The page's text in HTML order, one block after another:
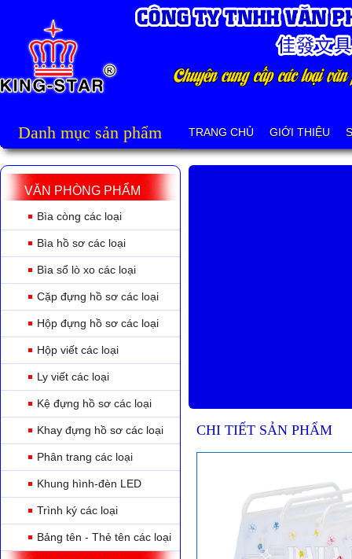
Danh mục sản phẩm TRANG CHỦ GIỚI THIỆU
VĂN PHÒNG PHẨM
Bìa còng các loại
Bìa hồ sơ các loại
Bìa sổ lò xo các loại
Cặp đựng hồ sơ các loại
Hộp đựng hồ sơ các loại
Hộp viết các loại
Ly viết các loại
Kệ đựng hồ sơ các loại
Khay đựng hồ sơ các loại
Phân trang các loại
Khung hình-đèn LED
Trình ký các loại
Bảng tên - Thẻ tên các loại
CHI TIẾT SẢN PHẨM